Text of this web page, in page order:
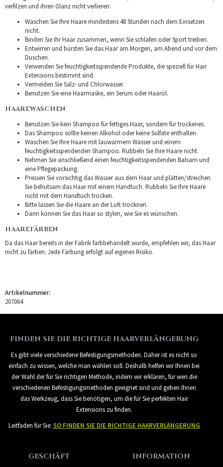
verfilzen und ihren Glanz nicht verlieren.
Waschen Sie Ihre Haare mindestens 48 Stunden nach dem Einsetzen
nicht.
Binden Sie Ihr Haar zusammen, wenn Sie schlafen oder Sport treiben.
Entwirren und bürsten Sie das Haar am Morgen, am Abend und vor dem
Duschen.
Verwenden Sie feuchtigkeitsspendende Produkte, die speziell für Hair
Extensions bestimmt sind.
Vermeiden Sie Salz- und Chlorwasser.
Benutzen Sie eine Haarmaske, ein Serum oder Haaröl.
HAAREWASCHEN
Benutzen Sie kein Shampoo für fettiges Haar, sondern für trockenes.
Das Shampoo sollte keinen Alkohol oder keine Sulfate enthalten.
Waschen Sie Ihre Haare mit lauwarmem Wasser und einem
feuchtigkeitsspendenden Shampoo. Rubbeln Sie Ihre Haare nicht.
Nehmen Sie anschließend einen feuchtigkeitsspendenden Balsam und
eine Pflegepackung.
Pressen Sie vorsichtig das Wasser aus dem Haar und plätten/streichen
Sie behutsam das Haar mit einem Handtuch. Rubbeln Sie Ihre Haare
nicht mit dem Handtuch trocken.
Bitte lassen Sie die Haare an der Luft trocknen.
Dann können Sie das Haar so stylen, wie Sie es wünschen.
HAAREFÄRBEN
Da das Haar bereits in der Fabrik farbbehandelt wurde, empfehlen wir, das Haar
nicht zu färben. Jede Färbung erfolgt auf eigenes Risiko.
Artikelnummer:
207064
FINDEN SIE DIE RICHTIGE HAARVERLÄNGERUNG
Es gibt viele verschiedene Befestigungsmethoden. Daher ist es nicht so
einfach zu wissen, welche man wählen soll. Deshalb helfen wir Ihnen bei
der Wahl der für Sie richtigen Methode, indem wir erklären, für wen die
verschiedenen Befestigungsmethoden geeignet sind und geben Ihnen
das Werkzeug, dass Sie benötigen, um die für Sie perfekten Hair
Extensions zu finden.
Leitfaden für Sie: SO FINDEN SIE DIE RICHTIGE HAARVERLÄNGERUNG
GESCHÄFT INFORMATION